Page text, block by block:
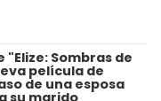
"Elize: Sombras de
película de
de una esposa